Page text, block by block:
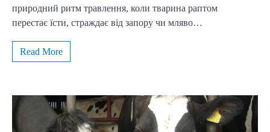
природний ритм травлення, коли тварина раптом
перестає їсти, страждає від запору чи мляво…
Read More